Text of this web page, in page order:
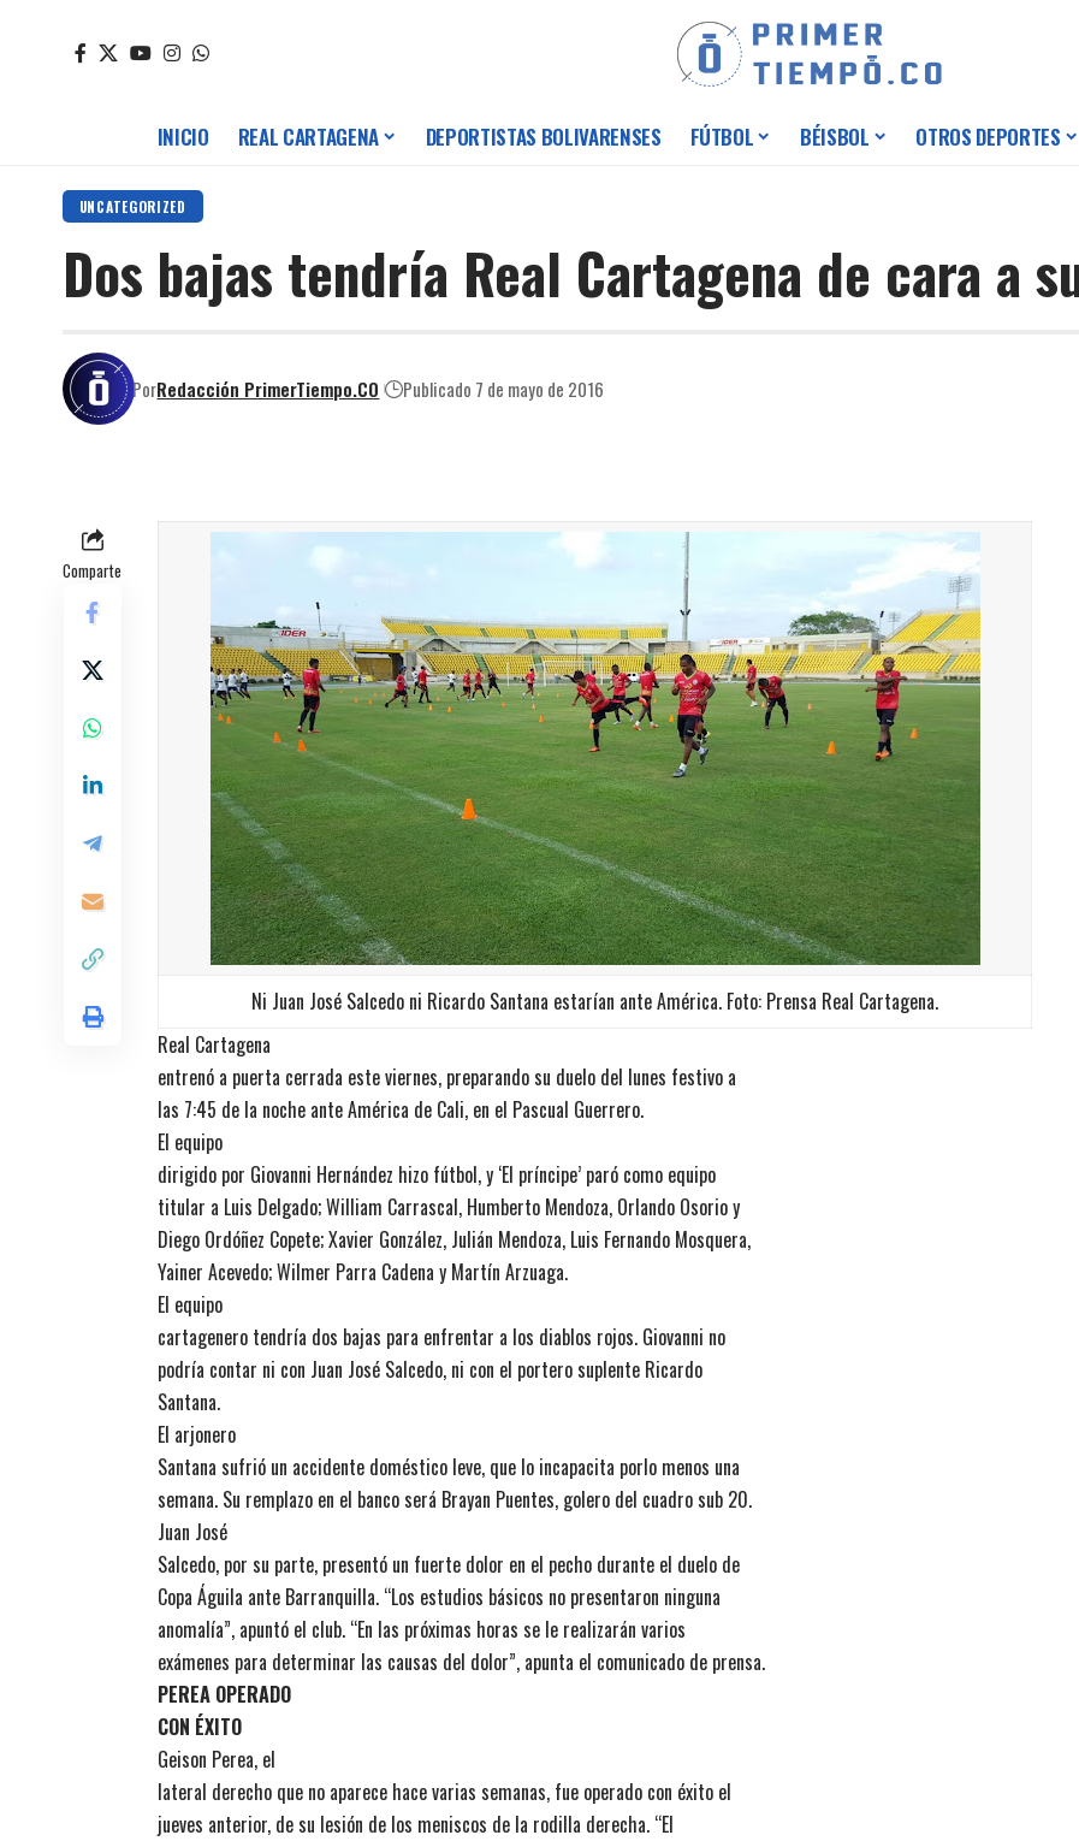
INICIO REAL CARTAGENA DEPORTISTAS BOLIVARENSES FÚTBOL BÉISBOL OTROS DEPORTES
UNCATEGORIZED
Dos bajas tendría Real Cartagena de cara a
PorRedacción PrimerTiempo.CO Publicado 7 de mayo de 2016
Comparte
Ni Juan José Salcedo ni Ricardo Santana estarían ante América. Foto: Prensa Real Cartagena.
Real Cartagena
entrenó a puerta cerrada este viernes, preparando su duelo del lunes festivo a
las 7:45 de la noche ante América de Cali, en el Pascual Guerrero.
El equipo
dirigido por Giovanni Hernández hizo fútbol, y ‘El príncipe’ paró como equipo
titular a Luis Delgado; William Carrascal, Humberto Mendoza, Orlando Osorio y
Diego Ordóñez Copete; Xavier González, Julián Mendoza, Luis Fernando Mosquera,
Yainer Acevedo; Wilmer Parra Cadena y Martín Arzuaga.
El equipo
cartagenero tendría dos bajas para enfrentar a los diablos rojos. Giovanni no
podría contar ni con Juan José Salcedo, ni con el portero suplente Ricardo
Santana.
El arjonero
Santana sufrió un accidente doméstico leve, que lo incapacita porlo menos una
semana. Su remplazo en el banco será Brayan Puentes, golero del cuadro sub 20.
Juan José
Salcedo, por su parte, presentó un fuerte dolor en el pecho durante el duelo de
Copa Águila ante Barranquilla. “Los estudios básicos no presentaron ninguna
anomalía”, apuntó el club. “En las próximas horas se le realizarán varios
exámenes para determinar las causas del dolor”, apunta el comunicado de prensa.
PEREA OPERADO
CON ÉXITO
Geison Perea, el
lateral derecho que no aparece hace varias semanas, fue operado con éxito el
jueves anterior, de su lesión de los meniscos de la rodilla derecha. “El